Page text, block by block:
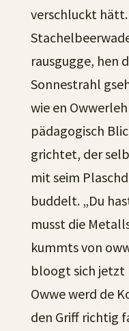
verschluckt hätt.
rausgugge, hen
Sonnestrahl
wie en
pädagogisch
grichtet, der
mit seim
buddelt. „Du
musst die
kummts von
bloogt sich jetzt
Owwe werd de
den Griff richtig